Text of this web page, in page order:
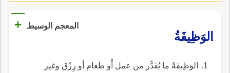
المعجم الوسيط
+
الوَظِيفَةُ
الوَظِيفَةُ ما يُقَدَّر من عمل أَو طَعام أو رِزْق وغير